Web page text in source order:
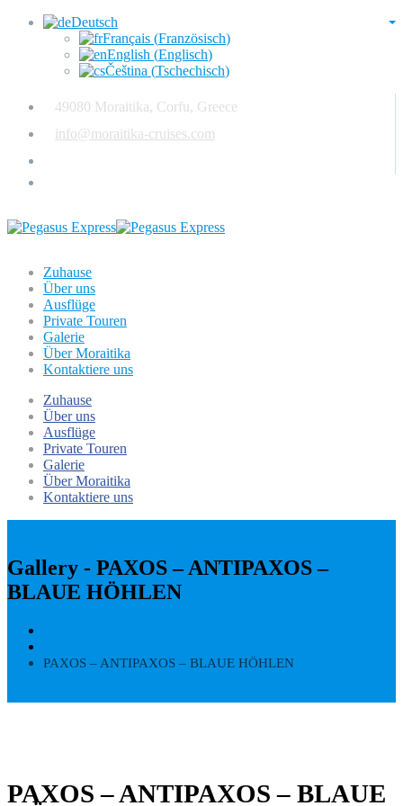
Deutsch
Français (Französisch)
English (Englisch)
Čeština (Tschechisch)
49080 Moraitika, Corfu, Greece
info@moraitika-cruises.com
Zuhause
Über uns
Ausflüge
Private Touren
Galerie
Über Moraitika
Kontaktiere uns
Zuhause
Über uns
Ausflüge
Private Touren
Galerie
Über Moraitika
Kontaktiere uns
Gallery - PAXOS – ANTIPAXOS –
BLAUE HÖHLEN
PAXOS – ANTIPAXOS – BLAUE HÖHLEN
PAXOS – ANTIPAXOS – BLAUE